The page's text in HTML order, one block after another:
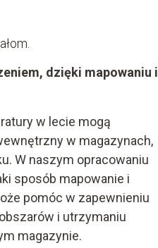
dzięki mapowaniu i
w lecie mogą
w magazynach,
W naszym opracowaniu
sposób mapowanie i
pomóc w zapewnieniu
i utrzymaniu
magazynie.